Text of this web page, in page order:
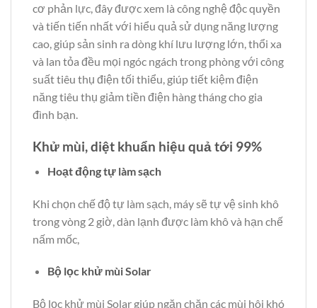
cơ phản lực, đây được xem là công nghệ độc quyền
và tiến tiến nhất với hiểu quả sử dụng năng lượng
cao, giúp sản sinh ra dòng khí lưu lượng lớn, thổi xa
và lan tỏa đều mọi ngóc ngách trong phòng với công
suất tiêu thụ điện tối thiểu, giúp tiết kiệm điện
năng tiêu thụ giảm tiền điện hàng tháng cho gia
đình bạn.
Khử mùi, diệt khuẩn hiệu quả tới 99%
Hoạt động tự làm sạch
Khi chọn chế độ tự làm sạch, máy sẽ tự vệ sinh khô
trong vòng 2 giờ, dàn lạnh được làm khô và hạn chế
nấm mốc,
Bộ lọc khử mùi Solar
Bộ lọc khử mùi Solar giúp ngăn chặn các mùi hôi khó